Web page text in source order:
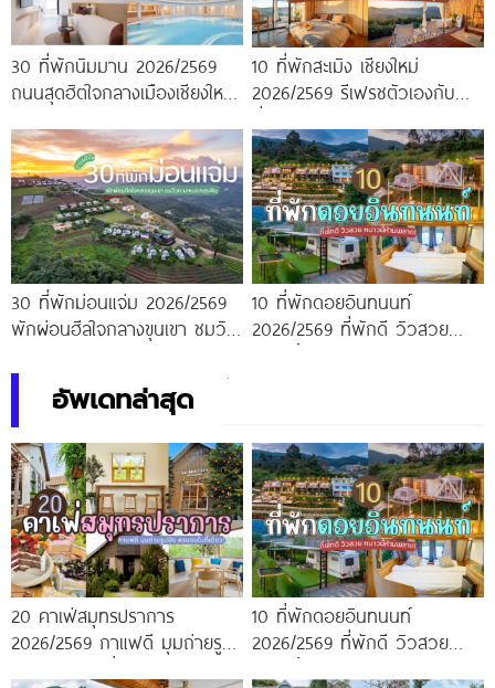
30 ที่พักนิมมาน 2026/2569
ถนนสุดฮิตใจกลางเมืองเชียงใหม่
10 ที่พักสะเมิง เชียงใหม่
2026/2569 รีเฟรชตัวเองกับ
เหมือนอยู่บ้าน
30 ที่พักม่อนแจ่ม 2026/2569
พักผ่อนฮีลใจกลางขุนเขา ชมวิว
10 ที่พักดอยอินทนนท์
2026/2569 ที่พักดี วิวสวย
อัพเดทล่าสุด
20 คาเฟ่สมุทรปราการ
2026/2569 กาแฟดี มุมถ่ายรูป
10 ที่พักดอยอินทนนท์
2026/2569 ที่พักดี วิวสวย